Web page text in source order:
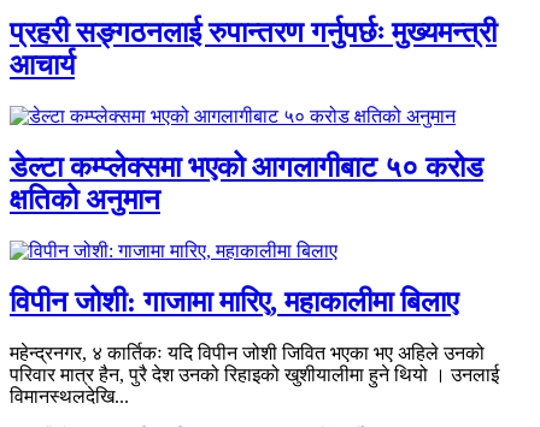
प्रहरी सङ्गठनलाई रुपान्तरण गर्नुपर्छः मुख्यमन्त्री
आचार्य
डेल्टा कम्प्लेक्समा भएको आगलागीबाट ५० करोड
क्षतिको अनुमान
विपीन जोशी: गाजामा मारिए, महाकालीमा बिलाए
महेन्द्रनगर, ४ कार्तिकः यदि विपीन जोशी जिवित भएका भए अहिले उनको
परिवार मात्र हैन, पुरै देश उनको रिहाइको खुशीयालीमा हुने थियो । उनलाई
विमानस्थलदेखि...